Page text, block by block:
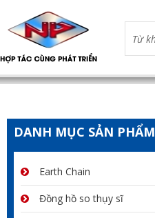
DANH MỤC SẢN PHẨM
Earth Chain
Đồng hồ so thụy sĩ